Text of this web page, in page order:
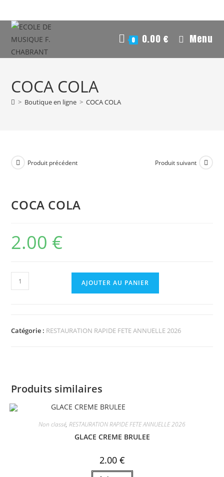
0 0.00 € Menu
COCA COLA
> Boutique en ligne > COCA COLA
Produit précédent Produit suivant
COCA COLA
2.00 €
AJOUTER AU PANIER
Catégorie : RESTAURATION RAPIDE FETE ANNUELLE 2026
Produits similaires
Non classé, RESTAURATION RAPIDE FETE ANNUELLE 2026
GLACE CREME BRULEE
2.00 €